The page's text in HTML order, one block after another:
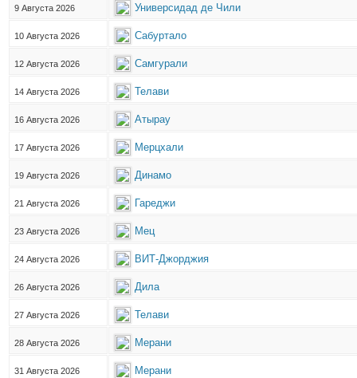
9 Августа 2026 Универсидад де Чили
10 Августа 2026 Сабуртало
12 Августа 2026 Самгурали
14 Августа 2026 Телави
16 Августа 2026 Атырау
17 Августа 2026 Мерцхали
19 Августа 2026 Динамо
21 Августа 2026 Гареджи
23 Августа 2026 Мец
24 Августа 2026 ВИТ-Джорджия
26 Августа 2026 Дила
27 Августа 2026 Телави
28 Августа 2026 Мерани
31 Августа 2026 Мерани